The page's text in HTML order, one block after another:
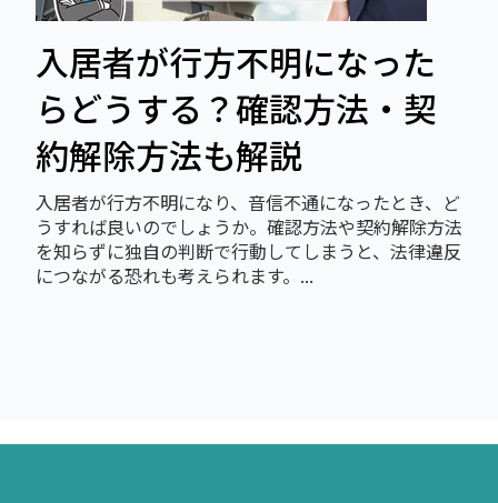
入居者が行方不明になった
らどうする？確認方法・契
約解除方法も解説
入居者が行方不明になり、音信不通になったとき、ど
うすれば良いのでしょうか。確認方法や契約解除方法
を知らずに独自の判断で行動してしまうと、法律違反
につながる恐れも考えられます。...